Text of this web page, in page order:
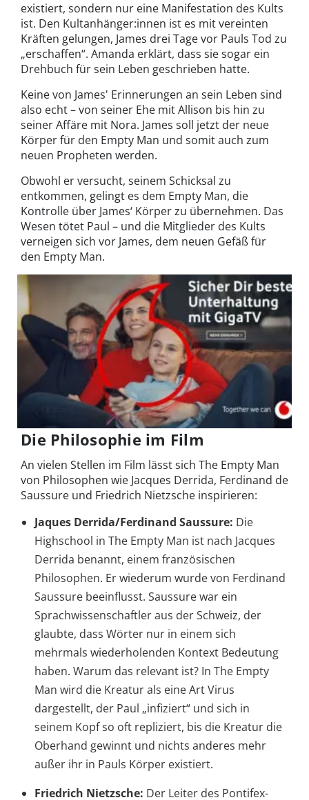
existiert, sondern nur eine Manifestation des Kults
ist. Den Kultanhänger:innen ist es mit vereinten
Kräften gelungen, James drei Tage vor Pauls Tod zu
„erschaffen“. Amanda erklärt, dass sie sogar ein
Drehbuch für sein Leben geschrieben hatte.
Keine von James' Erinnerungen an sein Leben sind
also echt – von seiner Ehe mit Allison bis hin zu
seiner Affäre mit Nora. James soll jetzt der neue
Körper für den Empty Man und somit auch zum
neuen Propheten werden.
Obwohl er versucht, seinem Schicksal zu
entkommen, gelingt es dem Empty Man, die
Kontrolle über James‘ Körper zu übernehmen. Das
Wesen tötet Paul – und die Mitglieder des Kults
verneigen sich vor James, dem neuen Gefäß für
den Empty Man.
Die Philosophie im Film
An vielen Stellen im Film lässt sich The Empty Man
von Philosophen wie Jacques Derrida, Ferdinand de
Saussure und Friedrich Nietzsche inspirieren:
Jaques Derrida/Ferdinand Saussure: Die
Highschool in The Empty Man ist nach Jacques
Derrida benannt, einem französischen
Philosophen. Er wiederum wurde von Ferdinand
Saussure beeinflusst. Saussure war ein
Sprachwissenschaftler aus der Schweiz, der
glaubte, dass Wörter nur in einem sich
mehrmals wiederholenden Kontext Bedeutung
haben. Warum das relevant ist? In The Empty
Man wird die Kreatur als eine Art Virus
dargestellt, der Paul „infiziert“ und sich in
seinem Kopf so oft repliziert, bis die Kreatur die
Oberhand gewinnt und nichts anderes mehr
außer ihr in Pauls Körper existiert.
Friedrich Nietzsche: Der Leiter des Pontifex-